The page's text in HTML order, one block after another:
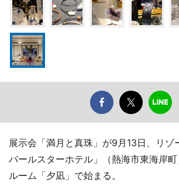
展示会「満月と真珠」が9月13日、リゾ
パールスターホテル」（熱海市東海岸
ルーム「夕凪」で始まる。